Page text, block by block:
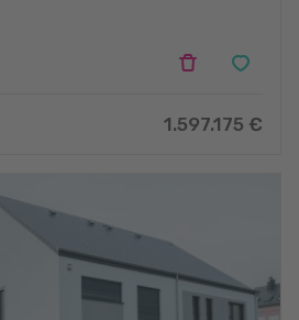
1.597.175 €